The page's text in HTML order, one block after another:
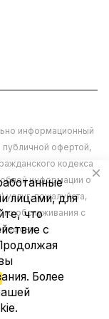
информационный
публичной офертой,
кодекса
информации о
услуг, пожалуйста,
обслуживания с
лицами, для
что
с
Более
.